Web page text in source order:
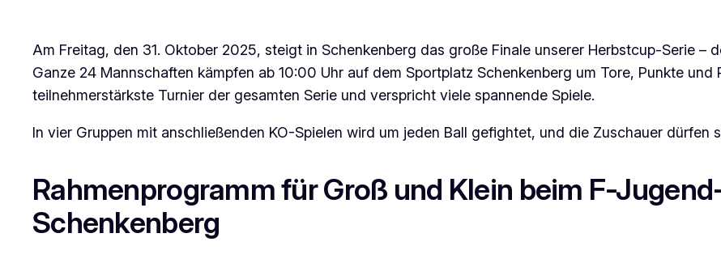
Am Freitag, den 31. Oktober 2025, steigt in Schenkenberg das große Finale unserer Herbstcup-Serie –
Ganze 24 Mannschaften kämpfen ab 10:00 Uhr auf dem Sportplatz Schenkenberg um Tore, Punkte und
teilnehmerstärkste Turnier der gesamten Serie und verspricht viele spannende Spiele.
In vier Gruppen mit anschließenden KO-Spielen wird um jeden Ball gefightet, und die Zuschauer dürfen
Rahmenprogramm für Groß und Klein beim F-
Schenkenberg